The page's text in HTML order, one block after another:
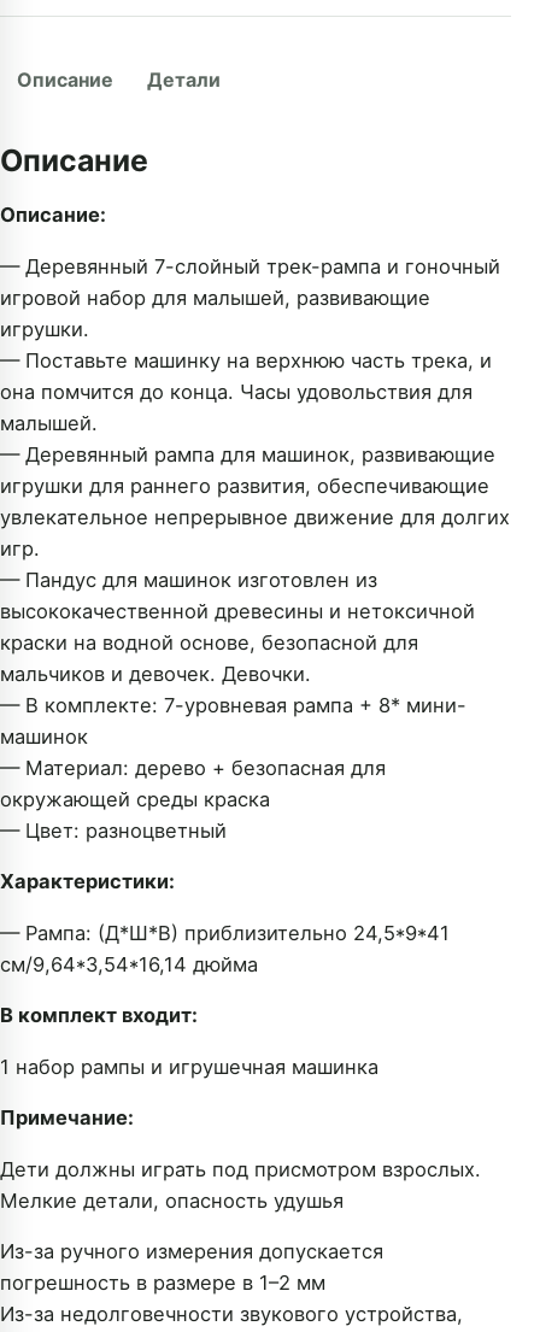
Описание Детали
Описание
Описание:
— Деревянный 7-слойный трек-рампа и гоночный
игровой набор для малышей, развивающие
игрушки.
— Поставьте машинку на верхнюю часть трека, и
она помчится до конца. Часы удовольствия для
малышей.
— Деревянный рампа для машинок, развивающие
игрушки для раннего развития, обеспечивающие
увлекательное непрерывное движение для долгих
игр.
— Пандус для машинок изготовлен из
высококачественной древесины и нетоксичной
краски на водной основе, безопасной для
мальчиков и девочек. Девочки.
— В комплекте: 7-уровневая рампа + 8* мини-
машинок
— Материал: дерево + безопасная для
окружающей среды краска
— Цвет: разноцветный
Характеристики:
— Рампа: (Д*Ш*В) приблизительно 24,5*9*41
см/9,64*3,54*16,14 дюйма
В комплект входит:
1 набор рампы и игрушечная машинка
Примечание:
Дети должны играть под присмотром взрослых.
Мелкие детали, опасность удушья
Из-за ручного измерения допускается
погрешность в размере в 1–2 мм
Из-за недолговечности звукового устройства,